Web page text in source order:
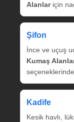
Alanlariçin
Şifon
İnce ve uçuş
Kumaş
Kadife
Kesik havlı,